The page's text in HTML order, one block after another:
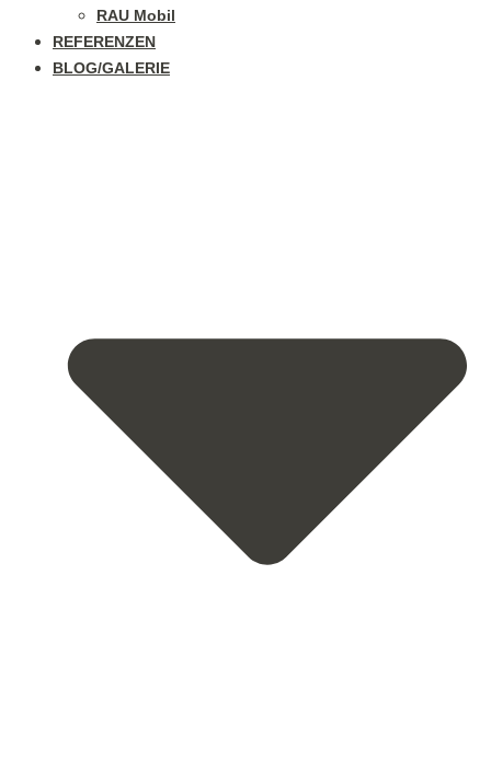
RAU Mobil
REFERENZEN
BLOG/GALERIE